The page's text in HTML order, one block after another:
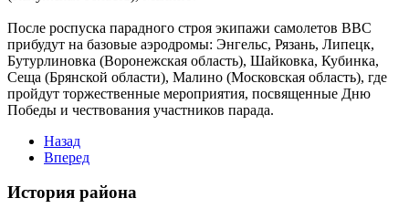
После роспуска парадного строя экипажи самолетов ВВС
прибудут на базовые аэродромы: Энгельс, Рязань, Липецк,
Бутурлиновка (Воронежская область), Шайковка, Кубинка,
Сеща (Брянской области), Малино (Московская область), где
пройдут торжественные мероприятия, посвященные Дню
Победы и чествования участников парада.
Назад
Вперед
История района